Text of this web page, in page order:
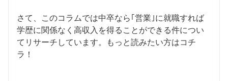
さて、このコラムでは中卒なら｢営業｣に就職すれば
学歴に関係なく高収入を得ることができる件につい
てリサーチしています。もっと読みたい方はコチ
ラ！